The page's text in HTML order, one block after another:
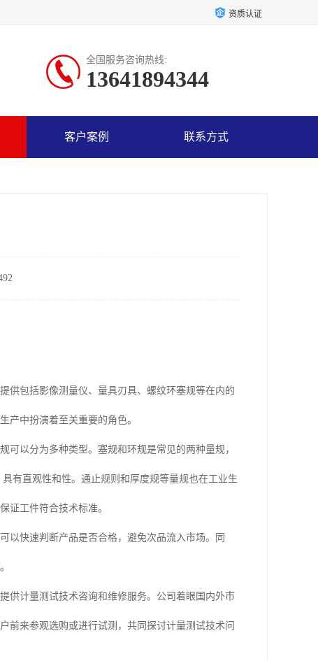
资质认证
全国服务咨询热线:
13641894344
客户案例 联系方式
供包括影像测量仪、量具刃具、螺纹环塞规等在内的
产中扮演着至关重要的角色。
以分为多种类型。塞规和环规是常见的两种量规，
有直观性和性。通止规则和厚度规等量规也在工业生
证工件符合技术标准。
以快速判断产品是否合格，避免次品流入市场。同
供计量测试技术咨询和维修服务。公司着眼国内外市
前来参观选购或进行试测，共同探讨计量测试技术问